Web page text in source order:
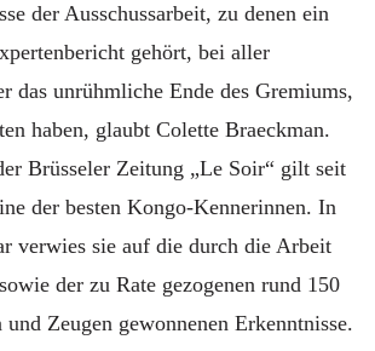
der Ausschussarbeit, zu denen ein
gehört, bei aller
das unrühmliche Ende des Gremiums,
haben, glaubt Colette Braeckman.
Brüsseler Zeitung „Le Soir“ gilt seit
der besten Kongo-Kennerinnen. In
verwies sie auf die durch die Arbeit
der zu Rate gezogenen rund 150
und Zeugen gewonnenen Erkenntnisse.